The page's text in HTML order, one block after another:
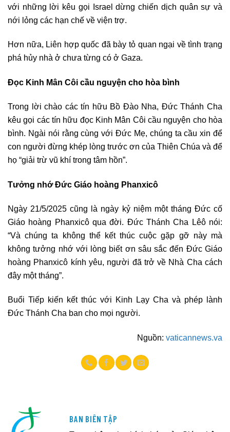
với những lời kêu gọi Israel dừng chiến dịch quân sự và
nới lỏng các hạn chế về viện trợ.
Hơn nữa, Liên hợp quốc đã bày tỏ quan ngại về tình trạng
phá hủy nhà ở chưa từng có ở Gaza.
Đọc Kinh Mân Côi cầu nguyện cho hòa bình
Trong lời chào các tín hữu Bồ Đào Nha, Đức Thánh Cha
kêu gọi các tín hữu đọc Kinh Mân Côi cầu nguyện cho hòa
bình. Ngài nói rằng cùng với Đức Mẹ, chúng ta cầu xin để
con người đừng khép lòng trước ơn của Thiên Chúa và để
họ “giải trừ vũ khí trong tâm hồn”.
Tưởng nhớ Đức Giáo hoàng Phanxicô
Ngày 21/5/2025 cũng là ngày kỷ niệm một tháng Đức cố
Giáo hoàng Phanxicô qua đời. Đức Thánh Cha Lêô nói:
“Và chúng ta không thể kết thúc cuộc gặp gỡ này mà
không tưởng nhớ với lòng biết ơn sâu sắc đến Đức Giáo
hoàng Phanxicô kính yêu, người đã trở về Nhà Cha cách
đây một tháng”.
Buổi Tiếp kiến kết thúc với Kinh Lạy Cha và phép lành
Đức Thánh Cha ban cho mọi người.
Nguồn: vaticannews.va
BAN BIÊN TẬP